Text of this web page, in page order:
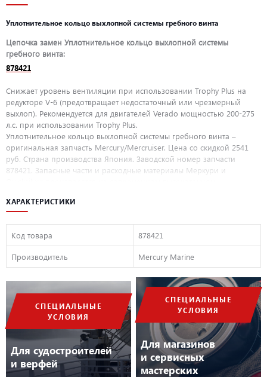
СПЕЦИАЛЬНЫЕ
УСЛОВИЯ
Для судостроителей
и верфей
СПЕЦИАЛЬНЫЕ
УСЛОВИЯ
Для магазинов
и сервисных
мастерских
Уплотнительное кольцо выхлопной системы гребного винта
Цепочка замен Уплотнительное кольцо выхлопной системы
гребного винта:
878421
Снижает уровень вентиляции при использовании Trophy Plus на
редукторе V-6 (предотвращает недостаточный или чрезмерный
выхлоп). Рекомендуется для двигателей Verado мощностью 200-275
л.с. при использовании Trophy Plus.
Уплотнительное кольцо выхлопной системы гребного винта –
оригинальная запчасть Mercury/Mercruiser. Цена со скидкой 2541
руб. Страна производства Япония. Заводской номер запчасти
878421. Запасные части и расходные материалы Меркури и
продажу. При покупке оригинальных запасных частей
Mercury/Mercruiser у официального дилера Mercury ООО
«ПроМарин» вы можете быть уверенны в качестве и долговечности
приобретаемых деталей, а так же гарантийном покрытии
покупаемых деталей.
ХАРАКТЕРИСТИКИ
Код товара 878421
Производитель Mercury Marine